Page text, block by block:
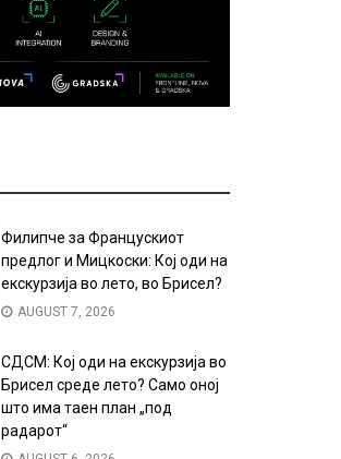
Филипче за Францускиот
предлог и Мицкоски: Кој оди на
екскурзија во лето, во Брисел?
AUGUST 7, 2026
СДСМ: Кој оди на екскурзија во
Брисел среде лето? Само оној
што има таен план „под
радарот“